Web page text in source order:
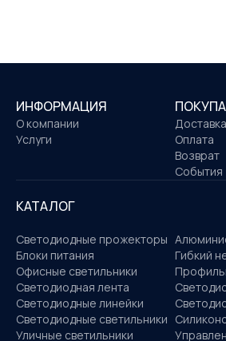
ИНФОРМАЦИЯ
О компании
Услуги
Оплата
Возврат
События
КАТАЛОГ
Светодиодные прожекторы
Блоки питания
Гибкий
Офисные светильники
Светодиодная лента
Светодиодные линейки
Светодиодные светильники
Уличные светильники